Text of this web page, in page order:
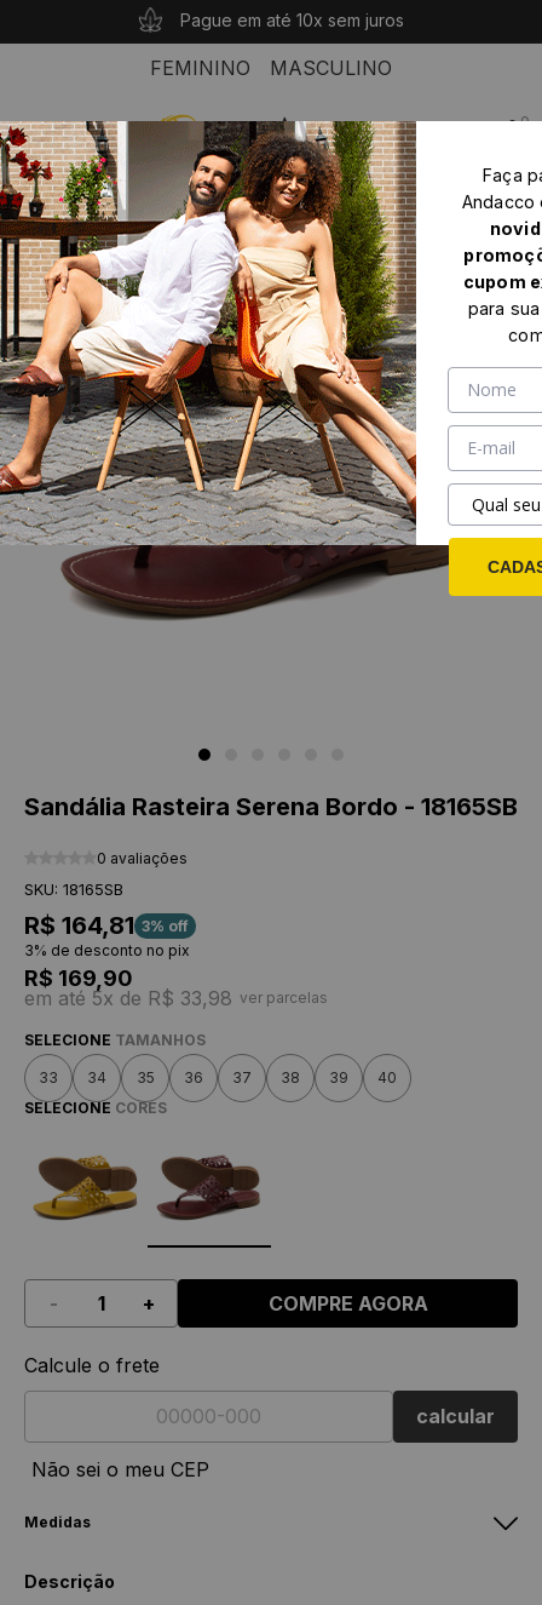
Compras acima de R$ 339 seu frete é grátis!
Pague em até 10x sem juros
10% OFF com o cupom: PRIMEIROANDACCO
FEMININO MASCULINO
0
Home Feminino
Rasteiras
Sandália Rasteira Serena Bordo - 18165SB
Sandália Rasteira Serena Bordo - 18165SB
0 avaliações
SKU: 18165SB
R$ 164,81 3% off
3% de desconto no pix
R$ 169,90
em até 5x de R$ 33,98 ver parcelas
SELECIONE TAMANHOS
33 34 35 36 37 38 39
40
SELECIONE CORES
+
- COMPRE AGORA
Calcule o frete
calcular
Não sei o meu CEP
Medidas
Descrição
Faça
cupom
para